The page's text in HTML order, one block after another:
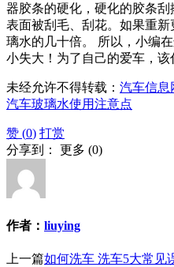
器胶条的硬化，硬化的胶条
表面被刮毛、刮花。如果重
璃水的几十倍。 所以，小编
小失大！为了自己的爱车，该
未经允许不得转载： 汽车信息
汽车玻璃水使用注意点
赞 (0) 打赏
分享到： 更多 (0)
作者： liuying
上一篇如何洗车 洗车5大常见